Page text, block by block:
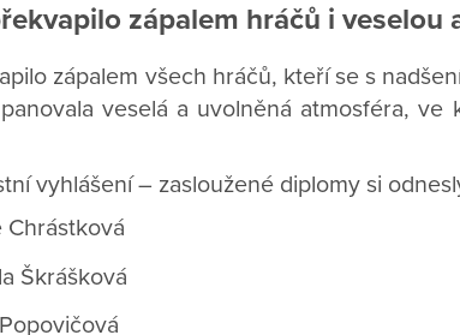
zápalem hráčů i veselou
zápalem všech hráčů, kteří se s
veselá a uvolněná atmosféra, ve
vyhlášení – zasloužené diplomy si
Chrástková
Škrášková